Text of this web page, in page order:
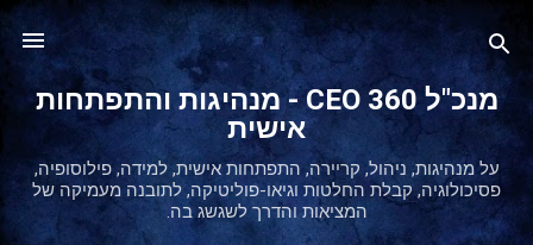
דילוג לתוכן הראשי
מנכ"ל 360 CEO - מנהיגות והתפתחות
אישית
על מנהיגות, ניהול, קריירה, התפתחות אישית, למידה, פילוסופיה,
פסיכולוגיה, קבלת החלטות וגיאו-פוליטיקה, לתובנה מעמיקה של
המציאות והדרך לשגשג בה.